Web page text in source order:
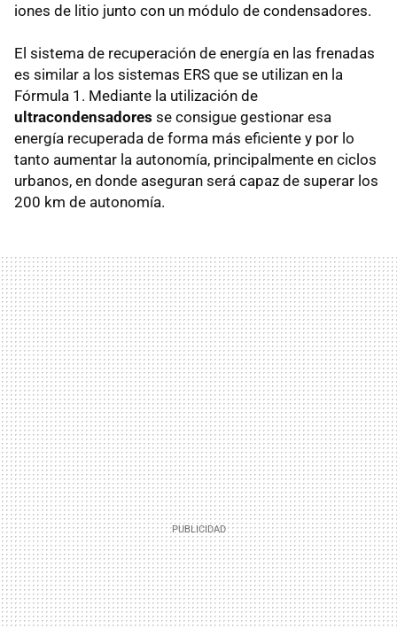
iones de litio junto con un módulo de condensadores.
El sistema de recuperación de energía en las frenadas
es similar a los sistemas ERS que se utilizan en la
Fórmula 1. Mediante la utilización de
ultracondensadores se consigue gestionar esa
energía recuperada de forma más eficiente y por lo
tanto aumentar la autonomía, principalmente en ciclos
urbanos, en donde aseguran será capaz de superar los
200 km de autonomía.